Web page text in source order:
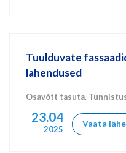
Tuulduvate
lahendused
Osavõtt tasuta.
23.04
2025
Vaata